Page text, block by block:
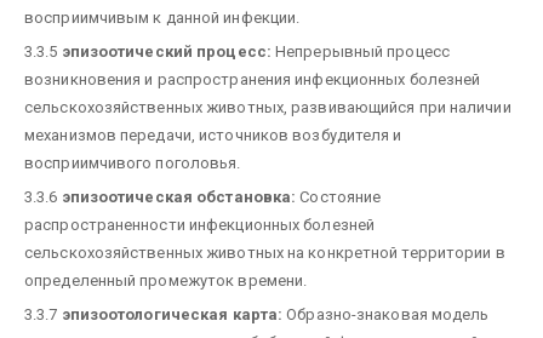
восприимчивым к данной инфекции.
3.3.5 эпизоотический процесс: Непрерывный процесс
возникновения и распространения инфекционных болезней
сельскохозяйственных животных, развивающийся при наличии
механизмов передачи, источников возбудителя и
восприимчивого поголовья.
3.3.6 эпизоотическая обстановка: Состояние
распространенности инфекционных болезней
сельскохозяйственных животных на конкретной территории в
определенный промежуток времени.
3.3.7 эпизоотологическая карта: Образно-знаковая модель